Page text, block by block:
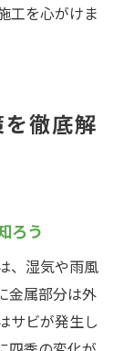
工を心がけま
徹底解
ろう
、湿気や雨風
金属部分は外
サビが発生し